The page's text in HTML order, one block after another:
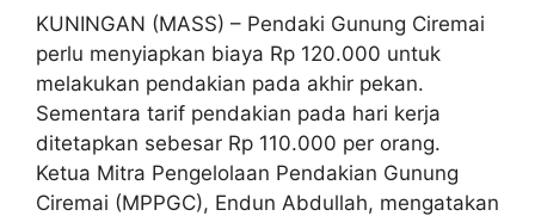
KUNINGAN (MASS) – Pendaki Gunung Ciremai
perlu menyiapkan biaya Rp 120.000 untuk
melakukan pendakian pada akhir pekan.
Sementara tarif pendakian pada hari kerja
ditetapkan sebesar Rp 110.000 per orang.
Ketua Mitra Pengelolaan Pendakian Gunung
Ciremai (MPPGC), Endun Abdullah, mengatakan